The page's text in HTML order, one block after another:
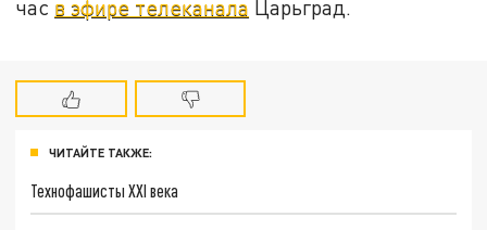
час в эфире телеканала Царьград.
ЧИТАЙТЕ ТАКЖЕ:
Технофашисты XXI века